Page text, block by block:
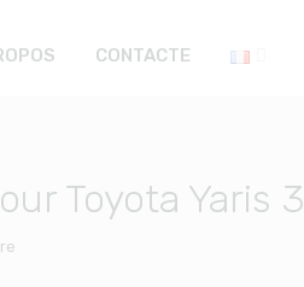
CONTACTE
Toyota Yaris 3